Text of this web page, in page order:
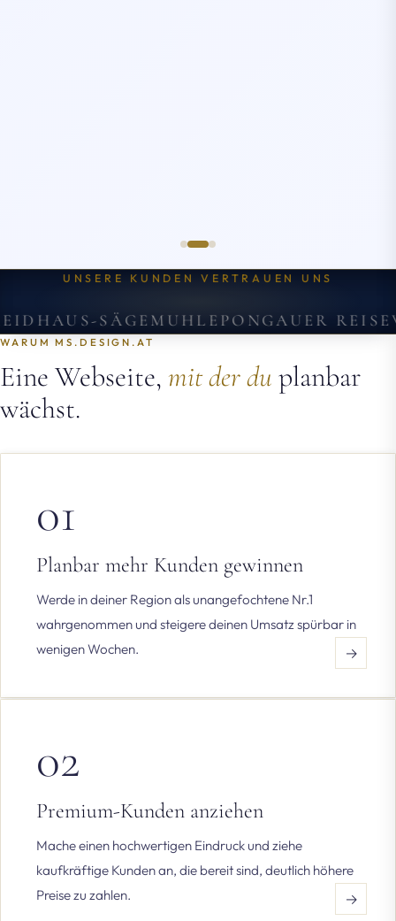
UNSERE KUNDEN VERTRAUEN UNS
HAUS-SÄGEMUHLEPONGAUER
WARUM MS.DESIGN.AT
Eine Webseite, mit der du planbar
wächst.
01
Planbar mehr Kunden gewinnen
Werde in deiner Region als unangefochtene Nr.1
wahrgenommen und steigere deinen Umsatz spürbar in
wenigen Wochen.
→
02
Premium-Kunden anziehen
Mache einen hochwertigen Eindruck und ziehe
kaufkräftige Kunden an, die bereit sind, deutlich höhere
Preise zu zahlen.
→